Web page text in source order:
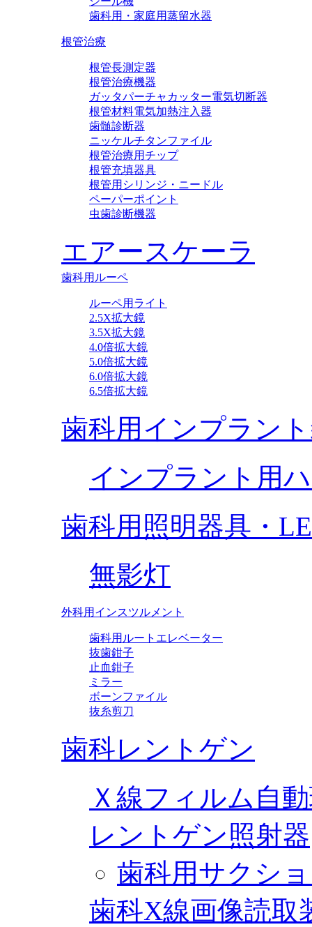
歯科用・家庭用蒸留水器
根管治療
根管長測定器
根管治療機器
ガッタパーチャカッター電気切断器
根管材料電気加熱注入器
歯髄診断器
ニッケルチタンファイル
根管治療用チップ
根管充填器具
根管用シリンジ・ニードル
ペーパーポイント
虫歯診断機器
エアースケーラ
歯科用ルーペ
ルーペ用ライト
2.5X拡大鏡
3.5X拡大鏡
4.0倍拡大鏡
5.0倍拡大鏡
6.0倍拡大鏡
6.5倍拡大鏡
歯科用インプラン
インプラント用
歯科用照明器具・
無影灯
外科用インスツルメント
歯科用ルートエレベーター
抜歯鉗子
止血鉗子
ミラー
ボーンファイル
抜糸剪刀
歯科レントゲン
Ｘ線フィルム自
レントゲン照射器
歯科用サクシ
歯科X線画像読取